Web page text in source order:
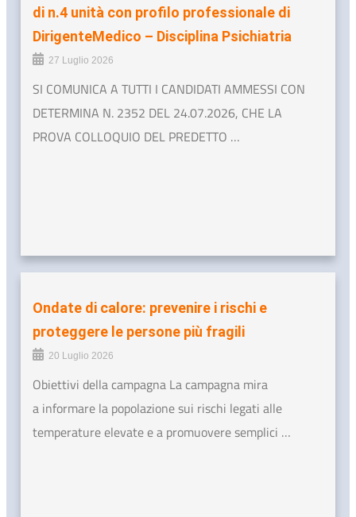
di n.4 unità con profilo professionale di
DirigenteMedico – Disciplina Psichiatria
27 Luglio 2026
SI COMUNICA A TUTTI I CANDIDATI AMMESSI CON
DETERMINA N. 2352 DEL 24.07.2026, CHE LA
PROVA COLLOQUIO DEL PREDETTO …
Ondate di calore: prevenire i rischi e
proteggere le persone più fragili
20 Luglio 2026
Obiettivi della campagna La campagna mira
a informare la popolazione sui rischi legati alle
temperature elevate e a promuovere semplici …